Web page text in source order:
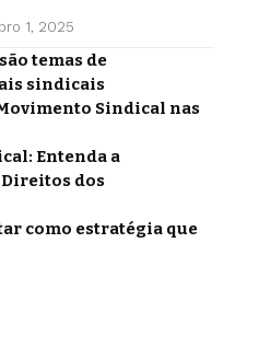
1, 2025
temas de
sindicais
Sindical nas
Entenda a
dos
como estratégia que